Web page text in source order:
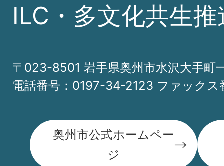
ILC・多文化共生
〒023-8501 岩手県奥州市水沢大手町
電話番号：0197-34-2123 ファック
奥州市公式ホームペー
ジ